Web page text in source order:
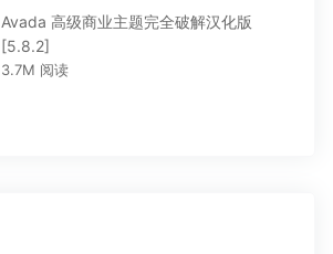
Avada 高级商业主题完全破解汉化版
[5.8.2]
3.7M 阅读